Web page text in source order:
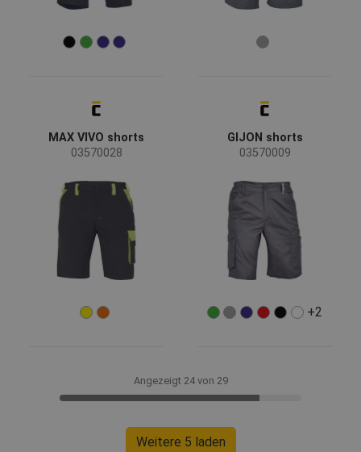
MAX VIVO shorts
03570028
GIJON shorts
03570009
+2
Angezeigt 24 von 29
Weitere 5 laden